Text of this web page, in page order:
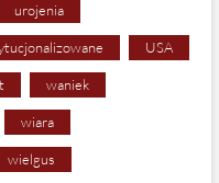
urojenia
USA
waniek
wiara
wielgus